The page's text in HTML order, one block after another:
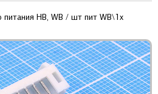
HB, WB / шт пит WB\1x